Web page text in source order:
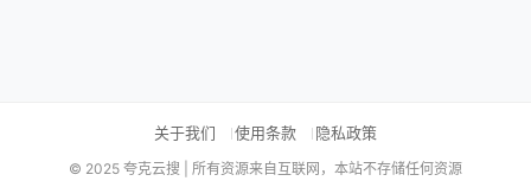
关于我们 使用条款 隐私政策
© 2025 夸克云搜 | 所有资源来自互联网，本站不存储任何资源